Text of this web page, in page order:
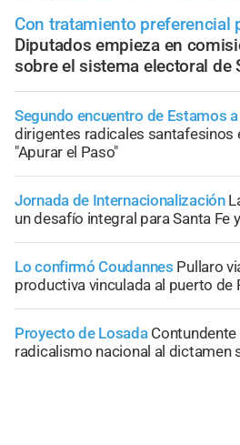
Con tratamiento preferencial
Diputados empieza en
sobre el sistema electoral de
Segundo encuentro de Estamos
dirigentes radicales santafesinos
"Apurar el Paso"
Jornada de Internacionalización
un desafío integral para Santa Fe
Lo confirmó Coudannes Pullaro
productiva vinculada al puerto de
Proyecto de Losada
radicalismo nacional al dictamen